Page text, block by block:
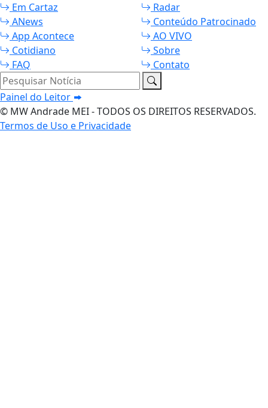
Em Cartaz
Radar
ANews
Conteúdo Patrocinado
App Acontece
AO VIVO
Cotidiano
Sobre
FAQ
Contato
Pesquisar Notícia
Painel do Leitor
© MW Andrade MEI - TODOS OS DIREITOS RESERVADOS.
Termos de Uso e Privacidade